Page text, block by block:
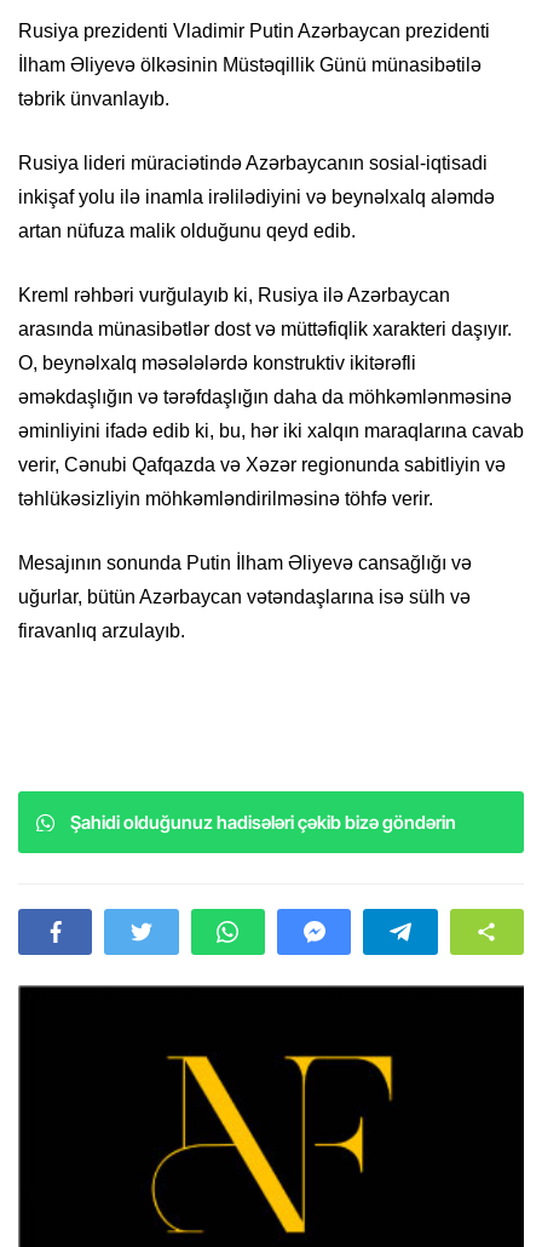
Rusiya prezidenti Vladimir Putin Azərbaycan prezidenti
İlham Əliyevə ölkəsinin Müstəqillik Günü münasibətilə
təbrik ünvanlayıb.
Rusiya lideri müraciətində Azərbaycanın sosial-iqtisadi
inkişaf yolu ilə inamla irəlilədiyini və beynəlxalq aləmdə
artan nüfuza malik olduğunu qeyd edib.
Kreml rəhbəri vurğulayıb ki, Rusiya ilə Azərbaycan
arasında münasibətlər dost və müttəfiqlik xarakteri daşıyır.
O, beynəlxalq məsələlərdə konstruktiv ikitərəfli
əməkdaşlığın və tərəfdaşlığın daha da möhkəmlənməsinə
əminliyini ifadə edib ki, bu, hər iki xalqın maraqlarına cavab
verir, Cənubi Qafqazda və Xəzər regionunda sabitliyin və
təhlükəsizliyin möhkəmləndirilməsinə töhfə verir.
Mesajının sonunda Putin İlham Əliyevə cansağlığı və
uğurlar, bütün Azərbaycan vətəndaşlarına isə sülh və
firavanlıq arzulayıb.
Şahidi olduğunuz hadisələri çəkib bizə göndərin